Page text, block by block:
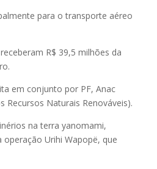
para o transporte aéreo
R$ 39,5 milhões da
em conjunto por PF, Anac
Recursos Naturais Renováveis).
na terra yanomami,
Urihi Wapopë, que